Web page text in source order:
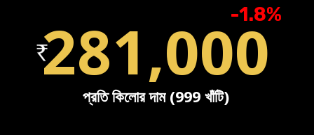
-1.8%
281,000
প্রতি কিলোর দাম (999 খাঁটি)